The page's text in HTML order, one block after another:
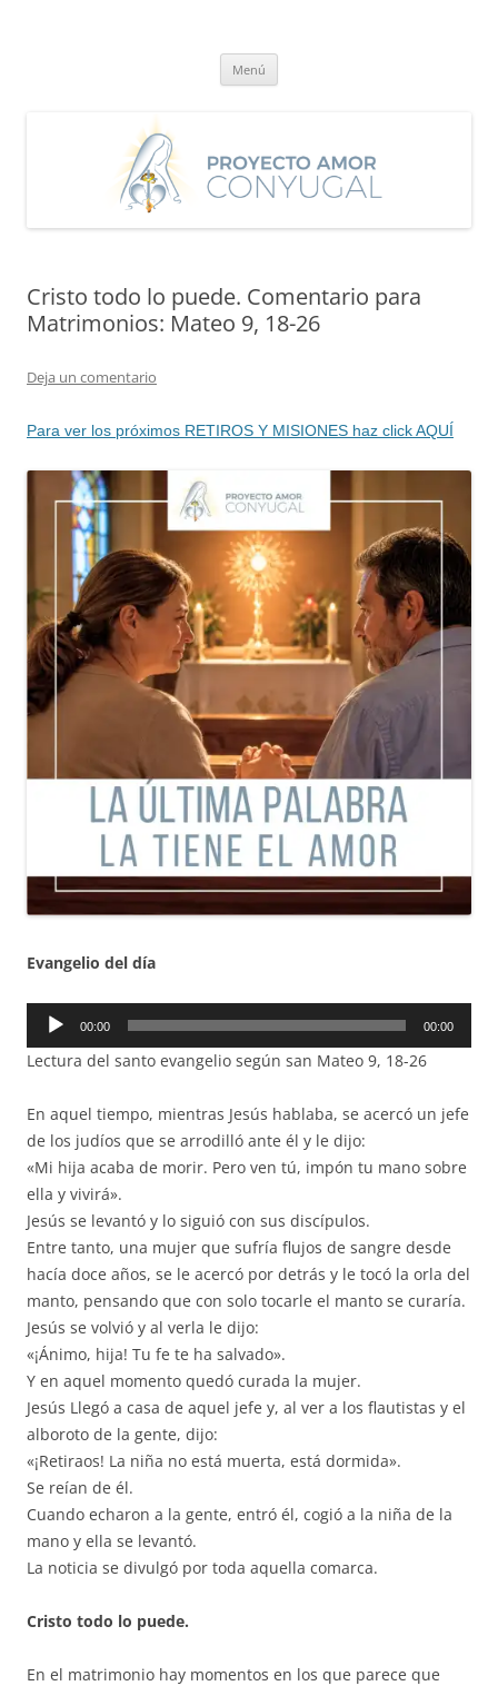
Menú
Cristo todo lo puede. Comentario para
Matrimonios: Mateo 9, 18-26
Deja un comentario
Para ver los próximos RETIROS Y MISIONES haz click AQUÍ
Evangelio del día
Reproductor
audio
00:00 00:00
Lectura del santo evangelio según san Mateo 9, 18-26
En aquel tiempo, mientras Jesús hablaba, se acercó un jefe
de los judíos que se arrodilló ante él y le dijo:
«Mi hija acaba de morir. Pero ven tú, impón tu mano sobre
ella y vivirá».
Jesús se levantó y lo siguió con sus discípulos.
Entre tanto, una mujer que sufría flujos de sangre desde
hacía doce años, se le acercó por detrás y le tocó la orla del
manto, pensando que con solo tocarle el manto se curaría.
Jesús se volvió y al verla le dijo:
«¡Ánimo, hija! Tu fe te ha salvado».
Y en aquel momento quedó curada la mujer.
Jesús Llegó a casa de aquel jefe y, al ver a los flautistas y el
alboroto de la gente, dijo:
«¡Retiraos! La niña no está muerta, está dormida».
Se reían de él.
Cuando echaron a la gente, entró él, cogió a la niña de la
mano y ella se levantó.
La noticia se divulgó por toda aquella comarca.
Cristo todo lo puede.
En el matrimonio hay momentos en los que parece que